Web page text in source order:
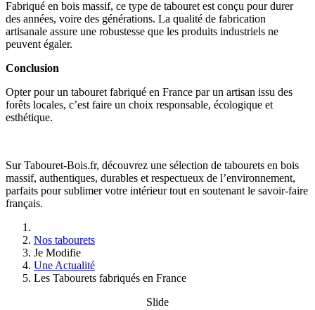
Fabriqué en bois massif, ce type de tabouret est conçu pour durer
des années, voire des générations. La qualité de fabrication
artisanale assure une robustesse que les produits industriels ne
peuvent égaler.
Conclusion
Opter pour un tabouret fabriqué en France par un artisan issu des
forêts locales, c’est faire un choix responsable, écologique et
esthétique.
Sur Tabouret-Bois.fr, découvrez une sélection de tabourets en bois
massif, authentiques, durables et respectueux de l’environnement,
parfaits pour sublimer votre intérieur tout en soutenant le savoir-faire
français.
Nos tabourets
Je Modifie
Une Actualité
Les Tabourets fabriqués en France
Slide